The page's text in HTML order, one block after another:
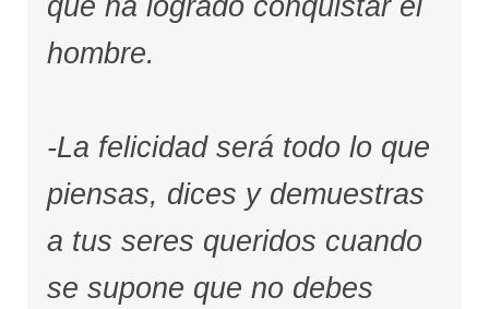
que ha logrado conquistar el
hombre.
-La felicidad será todo lo que
piensas, dices y demuestras
a tus seres queridos cuando
se supone que no debes